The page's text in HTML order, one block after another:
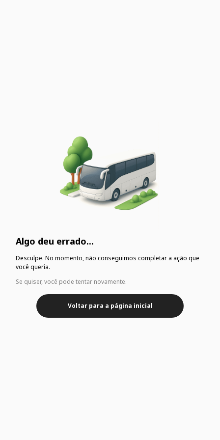
Algo deu errado...
Desculpe. No momento, não conseguimos completar a ação que
você queria.
Se quiser, você pode tentar novamente.
Voltar para a página inicial